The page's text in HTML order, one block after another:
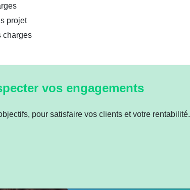
projet
charges
vos engagements
pour satisfaire vos clients et votre rentabilité.